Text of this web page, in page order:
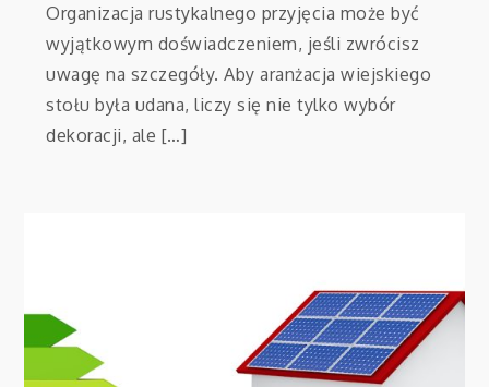
Organizacja rustykalnego przyjęcia może być
wyjątkowym doświadczeniem, jeśli zwrócisz
uwagę na szczegóły. Aby aranżacja wiejskiego
stołu była udana, liczy się nie tylko wybór
dekoracji, ale […]